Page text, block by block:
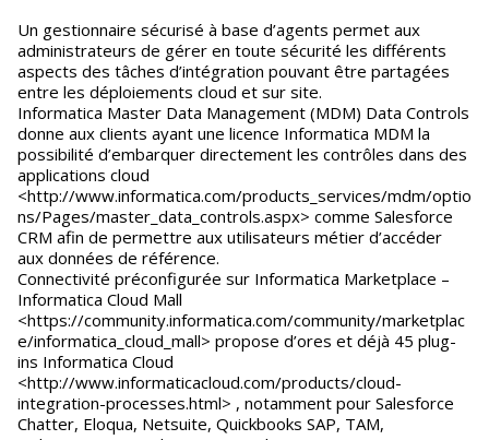
Un gestionnaire sécurisé à base d’agents permet aux
administrateurs de gérer en toute sécurité les différents
aspects des tâches d’intégration pouvant être partagées
entre les déploiements cloud et sur site.
Informatica Master Data Management (MDM) Data Controls
donne aux clients ayant une licence Informatica MDM la
possibilité d’embarquer directement les contrôles dans des
applications cloud
<http://www.informatica.com/products_services/mdm/optio
ns/Pages/master_data_controls.aspx> comme Salesforce
CRM afin de permettre aux utilisateurs métier d’accéder
aux données de référence.
Connectivité préconfigurée sur Informatica Marketplace –
Informatica Cloud Mall
<https://community.informatica.com/community/marketplac
e/informatica_cloud_mall> propose d’ores et déjà 45 plug-
ins Informatica Cloud
<http://www.informaticacloud.com/products/cloud-
integration-processes.html> , notamment pour Salesforce
Chatter, Eloqua, Netsuite, Quickbooks SAP, TAM,